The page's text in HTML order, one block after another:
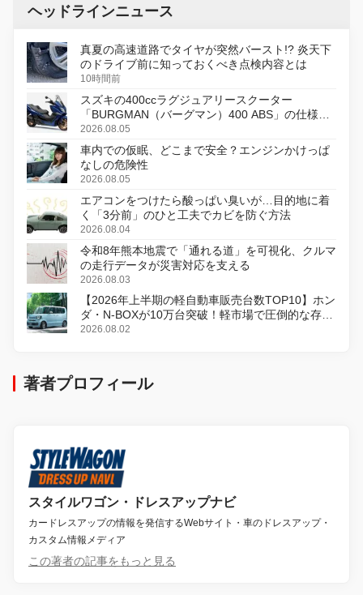
ヘッドラインニュース
真夏の高速道路でタイヤが突然バースト!? 炎天下
のドライブ前に知っておくべき点検内容とは
10時間前
スズキの400ccラグジュアリースクーター
「BURGMAN（バーグマン）400 ABS」の仕様を
変更し、8月18日に発売
2026.08.05
車内での仮眠、どこまで安全？エンジンかけっぱ
なしの危険性
2026.08.05
エアコンをつけたら酸っぱい臭いが…目的地に着
く「3分前」のひと工夫でカビを防ぐ方法
2026.08.04
令和8年熊本地震で「通れる道」を可視化、クルマ
の走行データが災害対応を支える
2026.08.03
【2026年上半期の軽自動車販売台数TOP10】ホン
ダ・N-BOXが10万台突破！軽市場で圧倒的な存在
感
2026.08.02
著者プロフィール
スタイルワゴン・ドレスアップナビ
カードレスアップの情報を発信するWebサイト・車のドレスアップ・
カスタム情報メディア
この著者の記事をもっと見る